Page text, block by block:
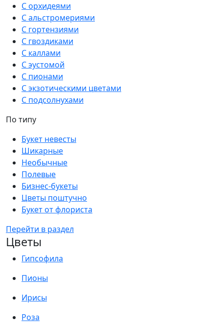
С орхидеями
С альстромериями
С гортензиями
С гвоздиками
С каллами
С эустомой
С пионами
С экзотическими цветами
С подсолнухами
По типу
Букет невесты
Шикарные
Необычные
Полевые
Бизнес-букеты
Цветы поштучно
Букет от флориста
Перейти в раздел
Цветы
Гипсофила
Пионы
Ирисы
Роза